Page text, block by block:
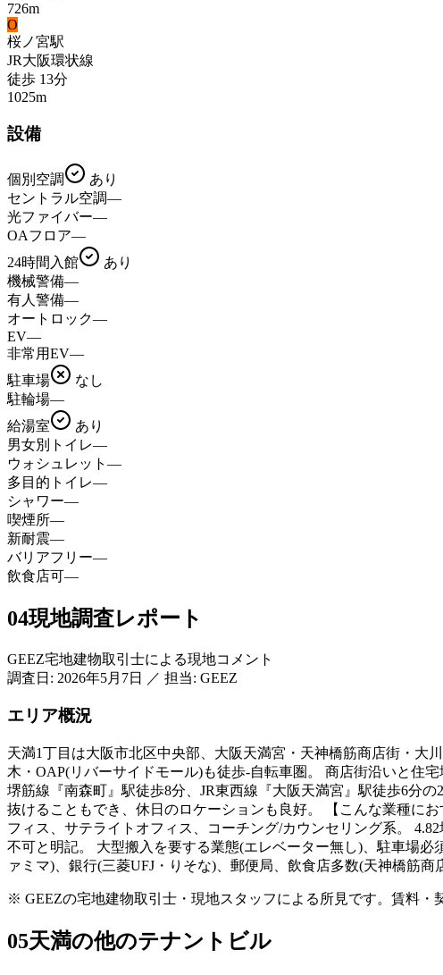
726m
O
桜ノ宮駅
JR大阪環状線
徒歩 13分
1025m
設備
個別空調
あり
セントラル空調—
光ファイバー—
OAフロア—
24時間入館
あり
機械警備—
有人警備—
オートロック—
EV—
非常用EV—
駐車場
なし
駐輪場—
給湯室
あり
男女別トイレ—
ウォシュレット —
多目的トイレ—
シャワー—
喫煙所—
新耐震—
バリアフリー—
飲食店可—
04現地調査レポート
GEEZ宅地建物取引士による現地コメント
調査日: 2026年5月7日 ／ 担当: GEEZ
エリア概況
天満1丁目は大阪市北区中央部、大阪天満宮・天神橋筋商店街・大
木・OAP(リバーサイドモール)も徒歩-自転車圏。 商店街沿いと住
堺筋線『南森町』駅徒歩8分、JR東西線『大阪天満宮』駅徒歩6分
抜けることもでき、休日のロケーションも良好。 【こんな業種に
フィス、サテライトオフィス、コーチング/カウンセリング系。
不可と明記。 大型搬入を要する業態(エレベーター無し)、駐車場
ァミマ)、銀行(三菱UFJ・りそな)、郵便局、飲食店多数(天神橋筋
※ GEEZの宅地建物取引士・現地スタッフによる所見です。賃料・
05天満の他のテナントビル